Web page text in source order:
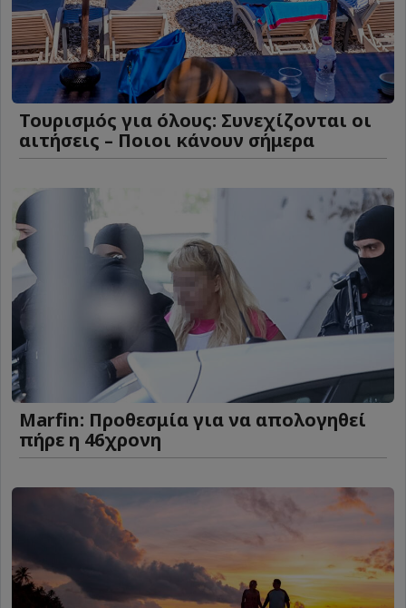
Τουρισμός για όλους: Συνεχίζονται οι
αιτήσεις – Ποιοι κάνουν σήμερα
Marfin: Προθεσμία για να απολογηθεί
πήρε η 46χρονη